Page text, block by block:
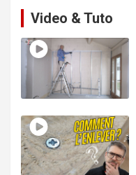
Video & Tuto